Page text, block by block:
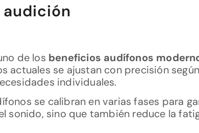
de los beneficios audífonos
actuales se ajustan con precisión
individuales.
se calibran en varias fases para
sonido, sino que también reduce la